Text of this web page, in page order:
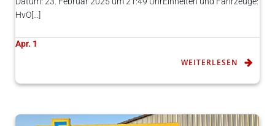
HvO[…]
Apr. 1
WEITERLESEN